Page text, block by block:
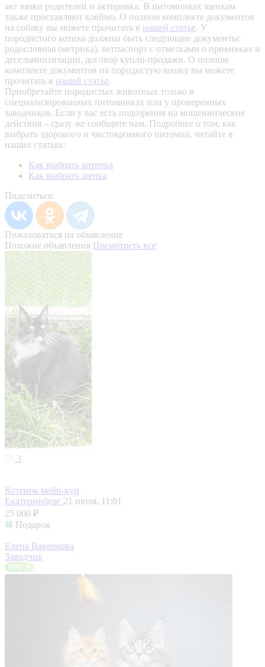
акт вязки родителей и актировка. В питомниках щенкам
также проставляют клеймо. О полном комплекте документов
на собаку вы можете прочитать в нашей статье. У
породистого котика должны быть следующие документы:
родословная (метрика), ветпаспорт с отметками о прививках и
дегельминтизации, договор купли-продажи. О полном
комплекте документов на породистую кошку вы можете
прочитать в нашей статье.
Приобретайте породистых животных только в
специализированных питомниках или у проверенных
заводчиков. Если у вас есть подозрения на мошеннические
действия – сразу же сообщите нам. Подробнее о том, как
выбрать здорового и чистокровного питомца, читайте в
наших статьях:
Как выбрать котенка
Как выбрать щенка
Поделиться:
Пожаловаться на объявление
Похожие объявления Посмотреть все
3
Котенок мейн-кун
Екатеринбург 21 июля, 11:01
25 000 ₽
Подарок
Елена Вавенкова
Заводчик